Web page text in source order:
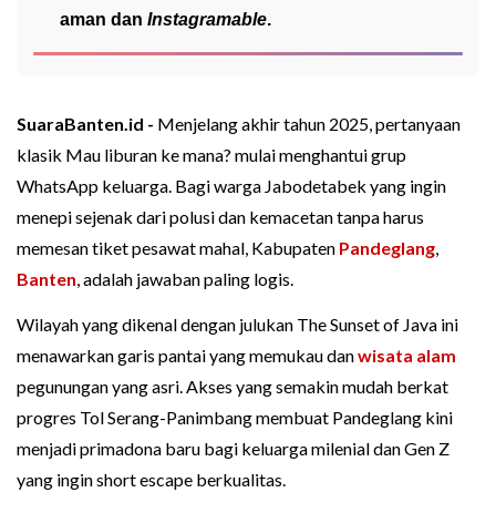
aman dan Instagramable.
SuaraBanten.id - Menjelang akhir tahun 2025, pertanyaan
klasik Mau liburan ke mana? mulai menghantui grup
WhatsApp keluarga. Bagi warga Jabodetabek yang ingin
menepi sejenak dari polusi dan kemacetan tanpa harus
memesan tiket pesawat mahal, Kabupaten Pandeglang,
Banten, adalah jawaban paling logis.
Wilayah yang dikenal dengan julukan The Sunset of Java ini
menawarkan garis pantai yang memukau danwisata alam
pegunungan yang asri. Akses yang semakin mudah berkat
progres Tol Serang-Panimbang membuat Pandeglang kini
menjadi primadona baru bagi keluarga milenial dan Gen Z
yang ingin short escape berkualitas.